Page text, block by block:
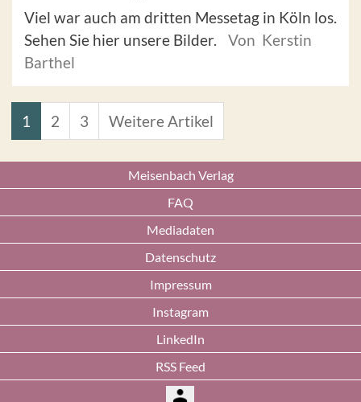
Viel war auch am dritten Messetag in Köln los.
Sehen Sie hier unsere Bilder.
Von Kerstin
Barthel
1 2 3 Weitere Artikel
Meisenbach Verlag
FAQ
Mediadaten
Datenschutz
Impressum
Instagram
LinkedIn
RSS Feed